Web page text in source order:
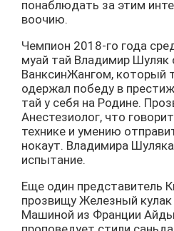
понаблюдать за этим
воочию.
Чемпион 2018-го года
муай тай Владимир Шуляк
ВанксинЖангом, который
одержал победу в
тай у себя на Родине.
Анестезиолог, что
технике и умению
нокаут. Владимира
испытание.
Еще один представитель
прозвищу Железный кулак
Машиной из Франции